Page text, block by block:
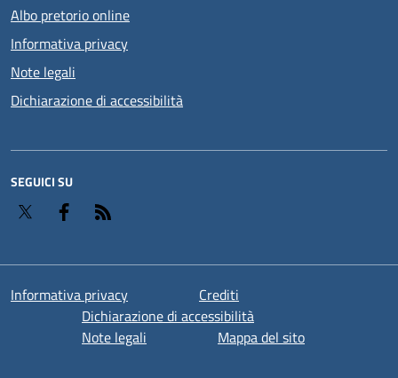
Albo pretorio online
Informativa privacy
Note legali
Dichiarazione di accessibilità
SEGUICI SU
Twitter Facebook
Informativa privacy
Crediti
Dichiarazione di accessibilità
Note legali
Mappa del sito